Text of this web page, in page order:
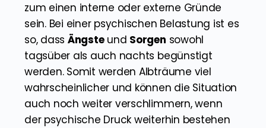
zum einen interne oder externe Gründe
sein. Bei einer psychischen Belastung ist es
so, dass Ängsteund Sorgen sowohl
tagsüber als auch nachts begünstigt
werden. Somit werden Albträume viel
wahrscheinlicher und können die Situation
auch noch weiter verschlimmern, wenn
der psychische Druck weiterhin bestehen